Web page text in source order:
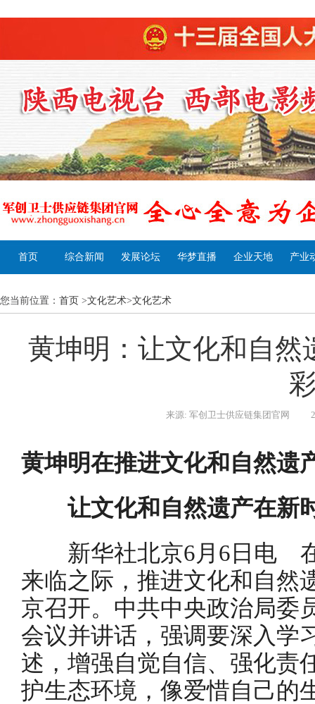
首页 综合新闻 发展论坛 华梦直播 企业天地 产业
您当前位置： 首页 >文化艺术>文化艺术
黄坤明：让文化和自然
来源: 军创卫士供应链集团官网
黄坤明在推进文化和自然遗
让文化和自然遗产在新
新华社北京6月6日电 在
来临之际，推进文化和自然
京召开。中共中央政治局委
会议并讲话，强调要深入学
述，增强自觉自信、强化责
护生态环境，像爱惜自己的